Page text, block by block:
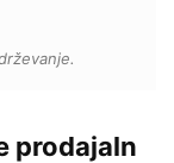
prodajaln